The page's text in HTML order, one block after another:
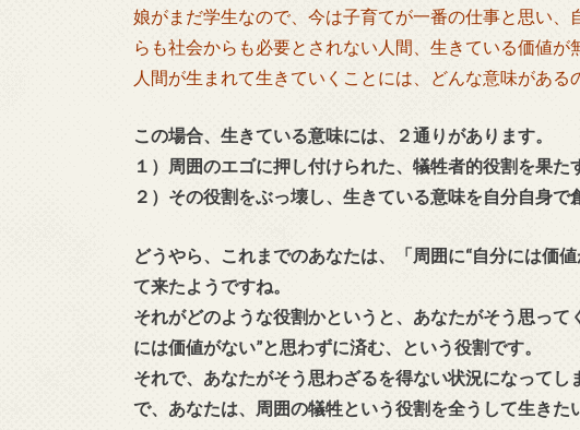
娘がまだ学生なので、今は子育てが一番の仕事と思い
らも社会からも必要とされない人間、生きている価値が
人間が生まれて生きていくことには、どんな意味がある
この場合、生きている意味には、２通りがあります。
１）周囲のエゴに押し付けられた、犠牲者的役割を果た
２）その役割をぶっ壊し、生きている意味を自分自身で
どうやら、これまでのあなたは、「周囲に“自分には価
て来たようですね。
それがどのような役割かというと、あなたがそう思っ
には価値がない”と思わずに済む、という役割です。
それで、あなたがそう思わざるを得ない状況になってし
で、あなたは、周囲の犠牲という役割を全うして生きた